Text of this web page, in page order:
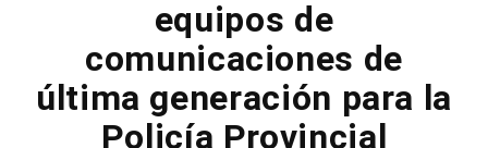
equipos de
comunicaciones de
última generación para la
Policía Provincial